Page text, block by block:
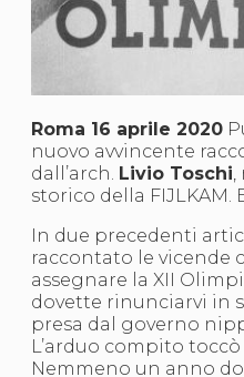
Corsi
Corsi di
Roma 16 aprile 2020
nuovo avvincente
dall’arch. Livio Toschi,
storico della FIJLKAM.
In due precedenti
raccontato le vicende
assegnare la XII
dovette rinunciarvi in
presa dal governo
L’arduo compito
Nemmeno un anno